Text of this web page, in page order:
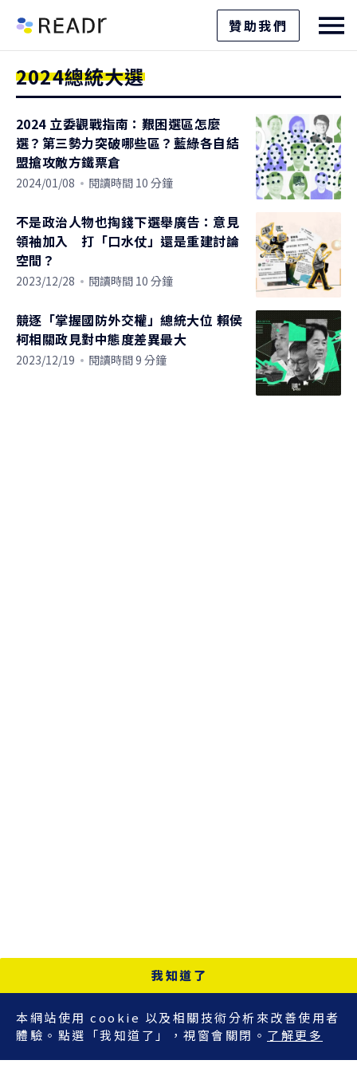
贊助我們
2024總統大選
2024 立委觀戰指南：艱困選區怎麼
選？第三勢力突破哪些區？藍綠各自結
盟搶攻敵方鐵票倉
2024/01/08 閱讀時間 10 分鐘
不是政治人物也掏錢下選舉廣告：意見
領袖加入 打「口水仗」還是重建討論
空間？
2023/12/28 閱讀時間 10 分鐘
競逐「掌握國防外交權」總統大位 賴侯
柯相關政見對中態度差異最大
2023/12/19 閱讀時間 9 分鐘
本網站使用 cookie 以及相關技術分析來改善使用者
體驗。點選「我知道了」，視窗會關閉。 了解更多
我知道了